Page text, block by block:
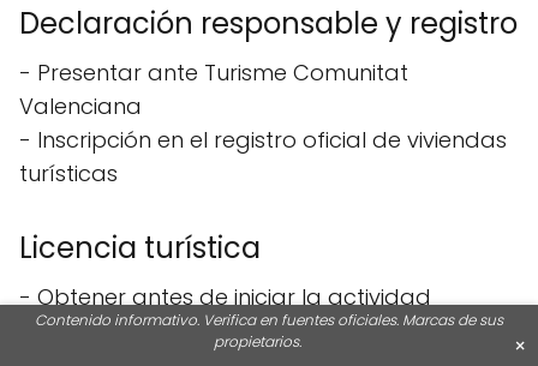
Declaración responsable y registro
- Presentar ante Turisme Comunitat
Valenciana
- Inscripción en el registro oficial de viviendas
turísticas
Licencia turística
- Obtener antes de iniciar la actividad
- Cumplir con condiciones técnicas y legales
Contenido informativo. Verifica en fuentes oficiales. Marcas de sus
propietarios.
×